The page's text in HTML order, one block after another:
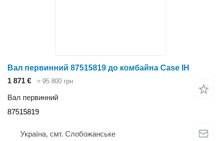
Вал первинний 87515819 до комбайна Case IH
1 871 €
≈ 95 800 грн
Вал первинний
87515819
Україна, смт. Слобожанське